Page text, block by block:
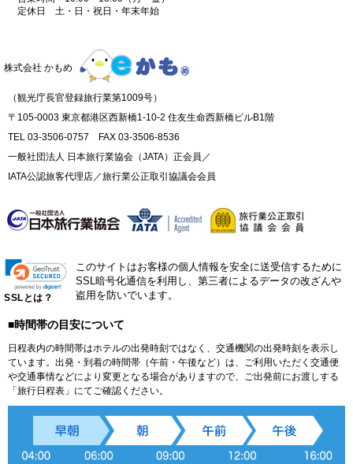
定休日 土・日・祝日・年末年始
株式会社 かもめ
（観光庁長官登録旅行業第1009号）
〒105-0003 東京都港区西新橋1-10-2 住友生命西新橋ビルB1階
TEL 03-3506-0757 FAX 03-3506-8536
一般社団法人 日本旅行業協会（JATA）正会員／
IATA公認旅客代理店／旅行業公正取引協議会会員
SSLとは？
このサイトはお客様の個人情報を安全に送受信するために
SSL暗号化通信を利用し、第三者によるデータの改ざんや
盗用を防いでいます。
■時間帯の目安について
日程表内の時間帯はホテルの出発時刻ではなく、交通機関の出発時刻を表示し
ています。出発・到着の時間帯（午前・午後など）は、ご利用いただく交通便
や交通事情などにより変更となる場合がありますので、ご出発前にお渡しする
「旅行日程表」にてご確認ください。